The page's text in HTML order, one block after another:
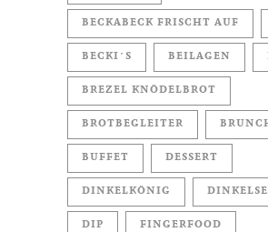
BECKABECK FRISCHT AUF
BECKI´S BEILAGEN
BREZEL KNÖDELBROT
BROTBEGLEITER
BUFFET DESSERT
DINKELKÖNIG
DIP FINGERFOOD